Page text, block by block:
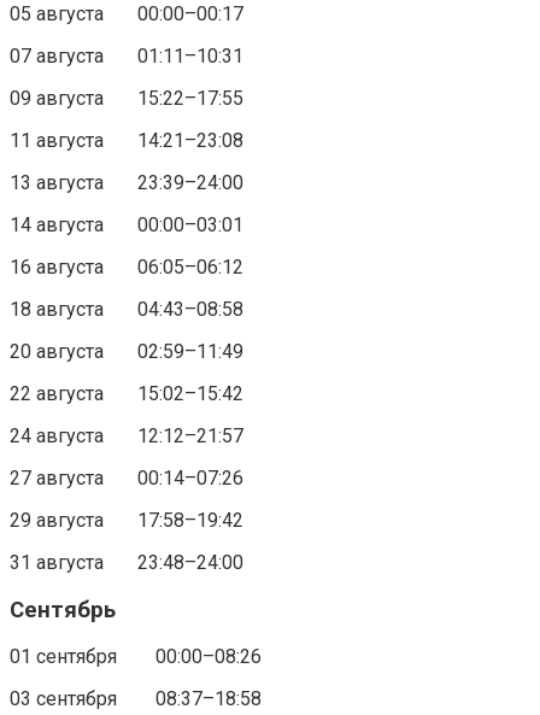
05 августа 00:00–00:17
07 августа 01:11–10:31
09 августа 15:22–17:55
11 августа 14:21–23:08
13 августа 23:39–24:00
14 августа 00:00–03:01
16 августа 06:05–06:12
18 августа 04:43–08:58
20 августа 02:59–11:49
22 августа 15:02–15:42
24 августа 12:12–21:57
27 августа 00:14–07:26
29 августа 17:58–19:42
31 августа 23:48–24:00
Сентябрь
01 сентября 00:00–08:26
03 сентября 08:37–18:58